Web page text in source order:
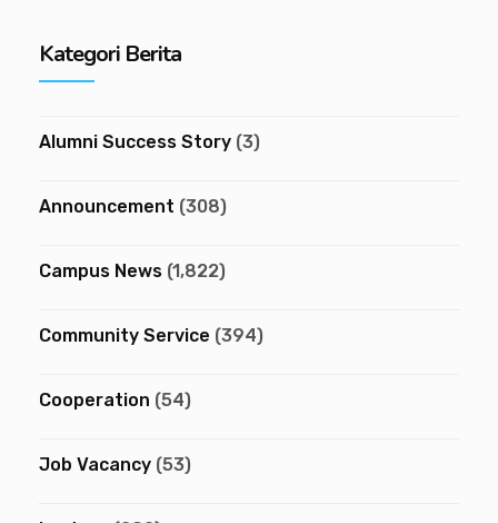
Kategori Berita
Alumni Success Story (3)
Announcement (308)
Campus News (1,822)
Community Service (394)
Cooperation (54)
Job Vacancy (53)